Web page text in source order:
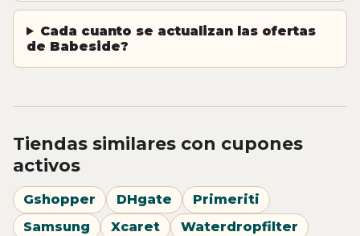
Cada cuanto se actualizan las ofertas
de Babeside?
Tiendas similares con cupones
activos
Gshopper DHgate
Primeriti
Samsung
Xcaret
Waterdropfilter